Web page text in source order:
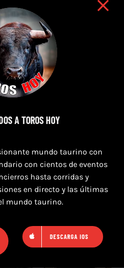
A TOROS HOY
mundo taurino con
con cientos de eventos
hasta corridas y
en directo y las últimas
mundo taurino.
DESCARGA IOS